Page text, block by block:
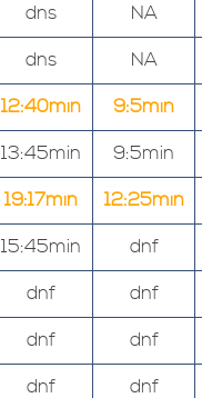
dns NA
dns NA
12:40min 9:5min
13:45min 9:5min
19:17min 12:25min
15:45min dnf
dnf dnf
dnf dnf
dnf dnf